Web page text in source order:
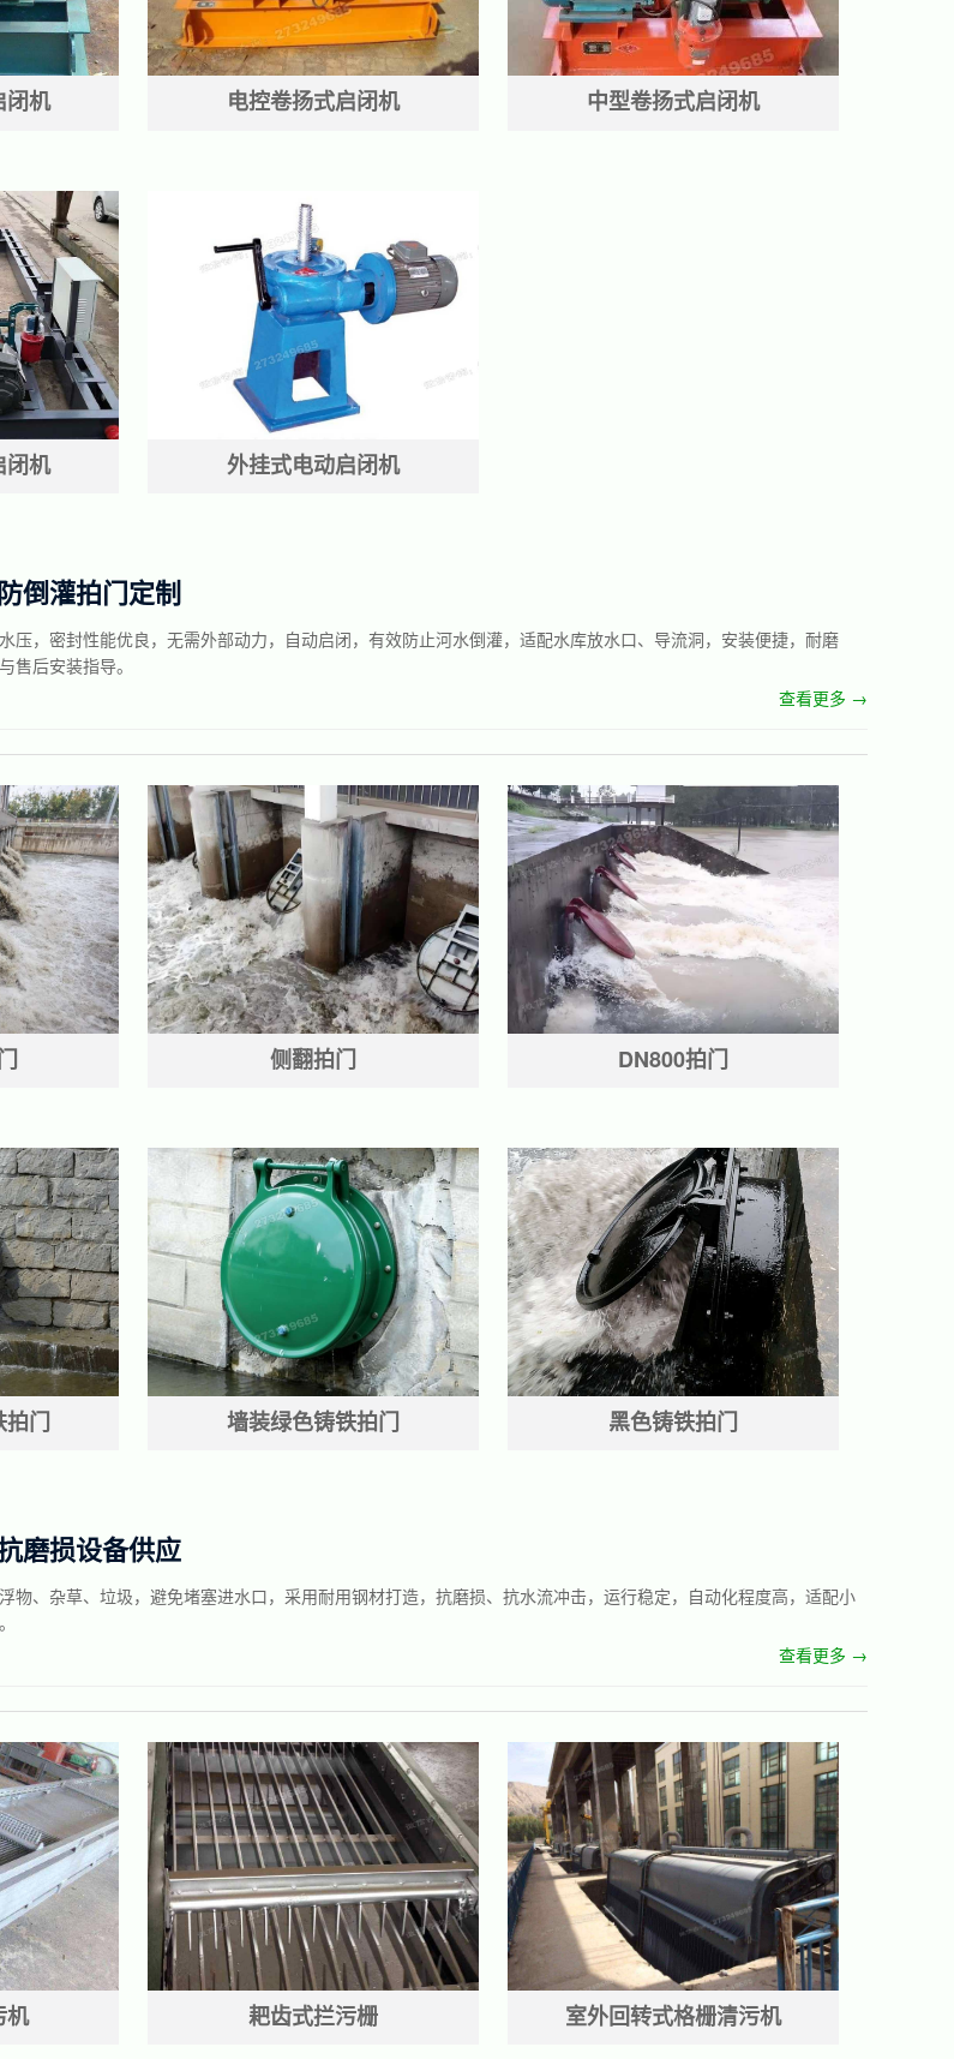
闭机 电控卷扬式启闭机 中型卷扬式启闭机
闭机 外挂式电动启闭机
倒灌拍门定制
，密封性能优良，无需外部动力，自动启闭，有效防止河水倒灌，适配水库放水口、导流洞，安装便捷，耐磨
售后安装指导。
查看更多 →
侧翻拍门 DN800拍门
拍门 墙装绿色铸铁拍门 黑色铸铁拍门
磨损设备供应
、杂草、垃圾，避免堵塞进水口，采用耐用钢材打造，抗磨损、抗水流冲击，运行稳定，自动化程度高，适配小
查看更多 →
机 耙齿式拦污栅 室外回转式格栅清污机